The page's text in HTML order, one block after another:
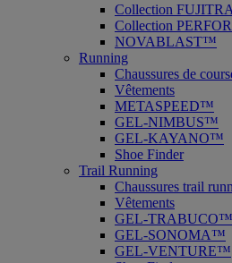
Collection
Collection
NOVABLAST™
Running
Chaussures de
Vêtements
METASPEED™
GEL-NIMBUS™
GEL-KAYANO™
Shoe Finder
Trail Running
Chaussures trail
Vêtements
GEL-TRABUCO™
GEL-SONOMA™
GEL-VENTURE™